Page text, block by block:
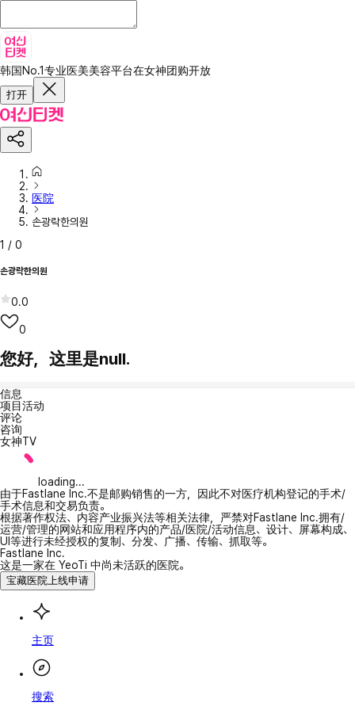
韩国No.1专业医美美容平台在女神团购开放
打开
医院
손광락한의원
1 / 0
손광락한의원
0.0
0
您好，这里是null.
信息
项目活动
评论
咨询
女神TV
loading...
由于Fastlane Inc.不是邮购销售的一方，因此不对医疗机构登记的手术/
手术信息和交易负责。
根据著作权法、内容产业振兴法等相关法律，严禁对Fastlane Inc.拥有/
运营/管理的网站和应用程序内的产品/医院/活动信息、设计、屏幕构成、
UI等进行未经授权的复制、分发、广播、传输、抓取等。
Fastlane Inc.
这是一家在 YeoTi 中尚未活跃的医院。
宝藏医院上线申请
主页
搜索